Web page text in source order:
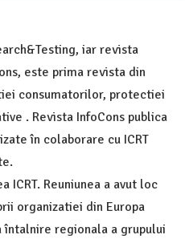
iar revista
este prima revista din
consumatorilor, protectiei
. Revista InfoCons publica
în colaborare cu ICRT
ICRT. Reuniunea a avut loc
organizatiei din Europa
regionala a grupului